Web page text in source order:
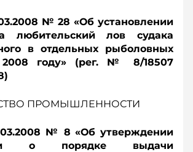
№ 28 «Об установлении
любительский лов судака
в отдельных рыболовных
2008 году» (рег. № 8/18507
ПРОМЫШЛЕННОСТИ
№ 8 «Об утверждении
о порядке выдачи